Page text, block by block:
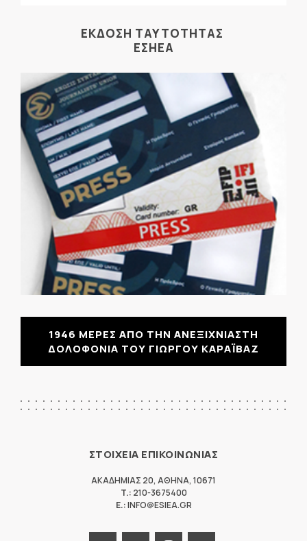
ΕΚΔΟΣΗ ΤΑΥΤΟΤΗΤΑΣ
ΕΣΗΕΑ
1946 ΜΕΡΕΣ ΑΠΟ ΤΗΝ ΑΝΕΞΙΧΝΙΑΣΤΗ
ΔΟΛΟΦΟΝΙΑ ΤΟΥ ΓΙΩΡΓΟΥ ΚΑΡΑΪΒΑΖ
ΣΤΟΙΧΕΙΑ ΕΠΙΚΟΙΝΩΝΙΑΣ
ΑΚΑΔΗΜΙΑΣ 20, ΑΘΗΝΑ, 10671
T.: 210-3675400
E.:INFO@ESIEA.GR